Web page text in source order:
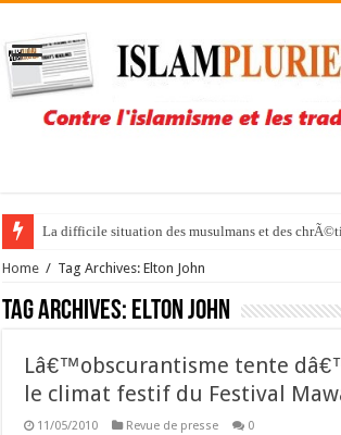
La difficile situation des musulmans et des
Home / Tag Archives: Elton John
Tag Archives: Elton John
Lâ€™obscurantisme tente
le climat festif du Festival
11/05/2010 Revue de presse 0